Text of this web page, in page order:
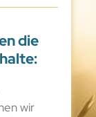
die
wir